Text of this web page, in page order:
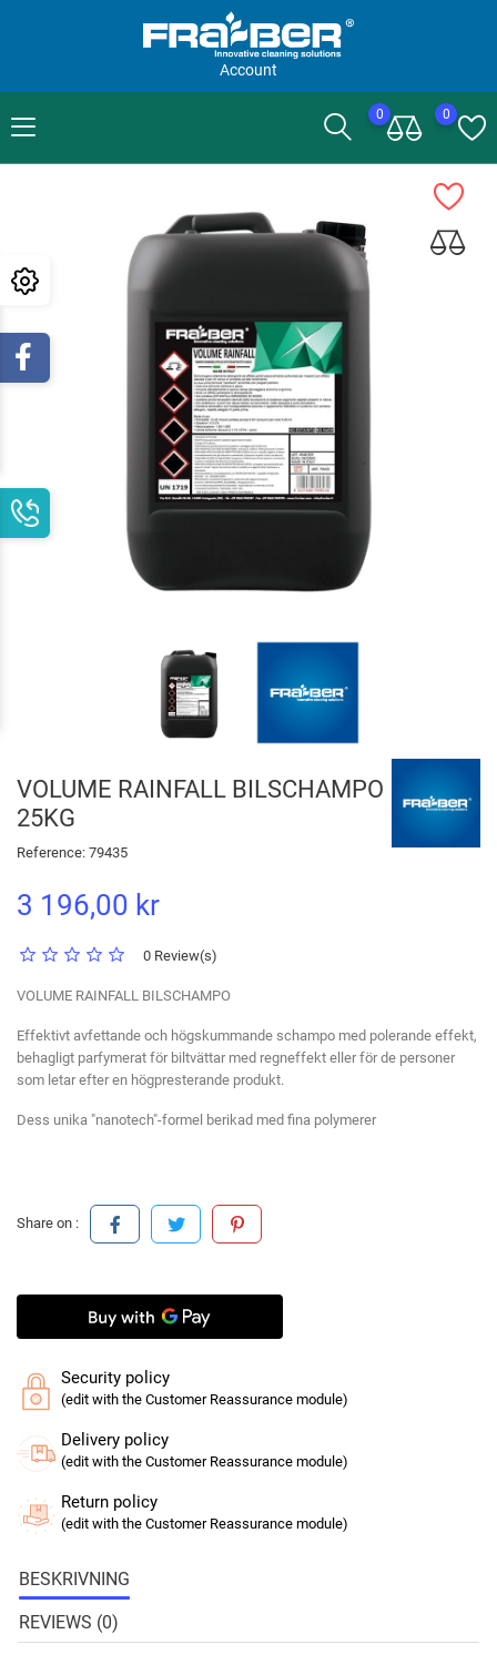
Account
0 0
VOLUME RAINFALL BILSCHAMPO
25KG
Reference: 79435
3 196,00 kr
0 Review(s)
VOLUME RAINFALL BILSCHAMPO
Effektivt avfettande och högskummande schampo med polerande effekt,
behagligt parfymerat för biltvättar med regneffekt eller för de personer
som letar efter en högpresterande produkt.
Dess unika "nanotech"-formel berikad med fina polymerer
Share on :
Security policy
(edit with the Customer Reassurance module)
Delivery policy
(edit with the Customer Reassurance module)
Return policy
(edit with the Customer Reassurance module)
BESKRIVNING
REVIEWS (0)